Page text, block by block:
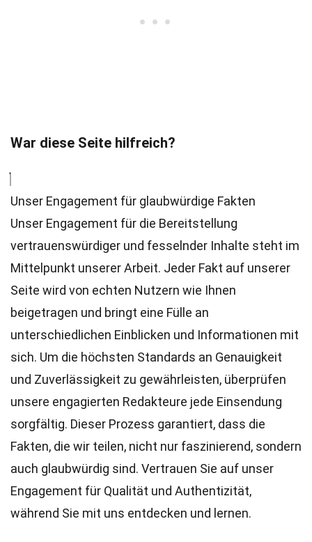
War diese Seite hilfreich?
Unser Engagement für glaubwürdige Fakten
Unser Engagement für die Bereitstellung
vertrauenswürdiger und fesselnder Inhalte steht im
Mittelpunkt unserer Arbeit. Jeder Fakt auf unserer
Seite wird von echten Nutzern wie Ihnen
beigetragen und bringt eine Fülle an
unterschiedlichen Einblicken und Informationen mit
sich. Um die höchsten Standards an Genauigkeit
und Zuverlässigkeit zu gewährleisten, überprüfen
unsere engagierten Redakteure jede Einsendung
sorgfältig. Dieser Prozess garantiert, dass die
Fakten, die wir teilen, nicht nur faszinierend, sondern
auch glaubwürdig sind. Vertrauen Sie auf unser
Engagement für Qualität und Authentizität,
während Sie mit uns entdecken und lernen.